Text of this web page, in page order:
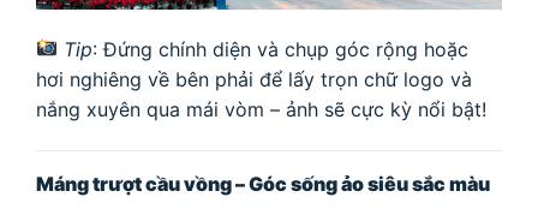
Tip: Đứng chính diện và chụp góc rộng hoặc
hơi nghiêng về bên phải để lấy trọn chữ logo và
nắng xuyên qua mái vòm – ảnh sẽ cực kỳ nổi bật!
Máng trượt cầu vồng – Góc sống ảo siêu sắc màu